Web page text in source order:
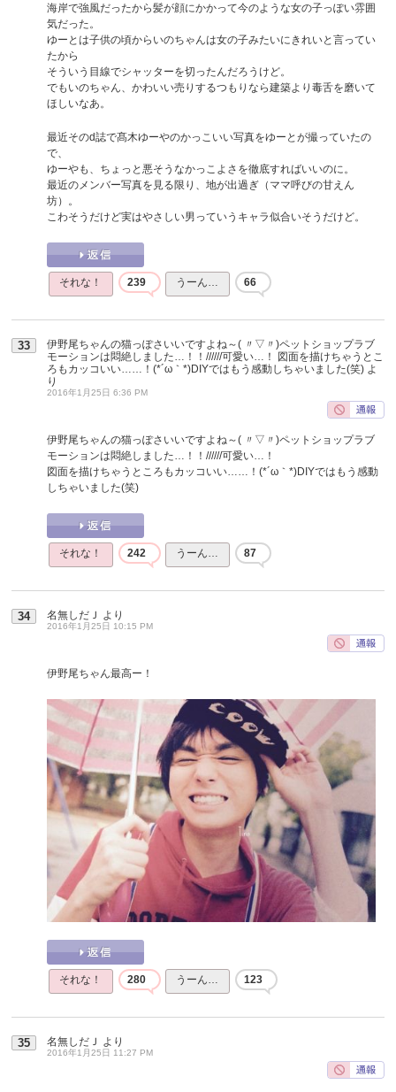
海岸で強風だったから髪が顔にかかって今のような女の子っぽい雰囲
気だった。
ゆーとは子供の頃からいのちゃんは女の子みたいにきれいと言ってい
たから
そういう目線でシャッターを切ったんだろうけど。
でもいのちゃん、かわいい売りするつもりなら建築より毒舌を磨いて
ほしいなあ。
最近そのd誌で髙木ゆーやのかっこいい写真をゆーとが撮っていたの
で、
ゆーやも、ちょっと悪そうなかっこよさを徹底すればいいのに。
最近のメンバー写真を見る限り、地が出過ぎ（ママ呼びの甘えん
坊）。
こわそうだけど実はやさしい男っていうキャラ似合いそうだけど。
それな！ 239 うーん… 66
33
伊野尾ちゃんの猫っぽさいいですよね～( 〃▽〃)ペットショップラブ
モーションは悶絶しました…！！//////可愛い…！ 図面を描けちゃうとこ
ろもカッコいい……！(*´ω｀*)DIYではもう感動しちゃいました(笑) よ
り
2016年1月25日 6:36 PM
伊野尾ちゃんの猫っぽさいいですよね～( 〃▽〃)ペットショップラブ
モーションは悶絶しました…！！//////可愛い…！
図面を描けちゃうところもカッコいい……！(*´ω｀*)DIYではもう感動
しちゃいました(笑)
それな！ 242 うーん… 87
34 名無しだＪ より
2016年1月25日 10:15 PM
伊野尾ちゃん最高ー！
それな！ 280 うーん… 123
35 名無しだＪ より
2016年1月25日 11:27 PM